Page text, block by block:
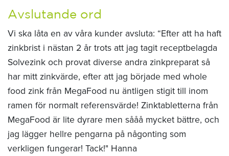
Avslutande ord
Vi ska låta en av våra kunder avsluta: “Efter att ha haft
zinkbrist i nästan 2 år trots att jag tagit receptbelagda
Solvezink och provat diverse andra zinkpreparat så
har mitt zinkvärde, efter att jag började med whole
food zink från MegaFood nu äntligen stigit till inom
ramen för normalt referensvärde! Zinktabletterna från
MegaFood är lite dyrare men sååå mycket bättre, och
jag lägger hellre pengarna på någonting som
verkligen fungerar! Tack!" Hanna